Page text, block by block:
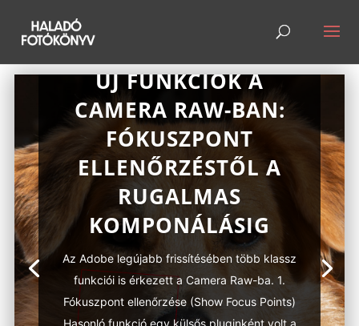
ÚJ FUNKCIÓK A
CAMERA RAW-BAN:
FÓKUSZPONT
ELLENŐRZÉSTŐL A
RUGALMAS
KOMPONÁLÁSIG
Az Adobe legújabb frissítésében több klassz
funkciói is érkezett a Camera Raw-ba. 1.
Fókuszpont ellenőrzése (Show Focus Points)